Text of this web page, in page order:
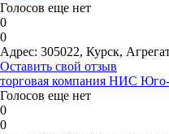
Голосов еще нет
0
0
Адрес: 305022, Курск,
Оставить свой отзыв
торговая компания НИС
Голосов еще нет
0
0